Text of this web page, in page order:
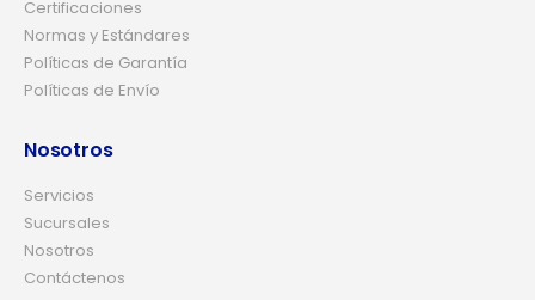
Certificaciones
Normas y Estándares
Políticas de Garantía
Políticas de Envío
Nosotros
Servicios
Sucursales
Nosotros
Contáctenos